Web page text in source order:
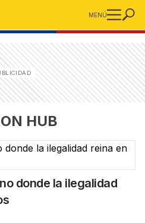
MENÚ
HUB
donde la ilegalidad